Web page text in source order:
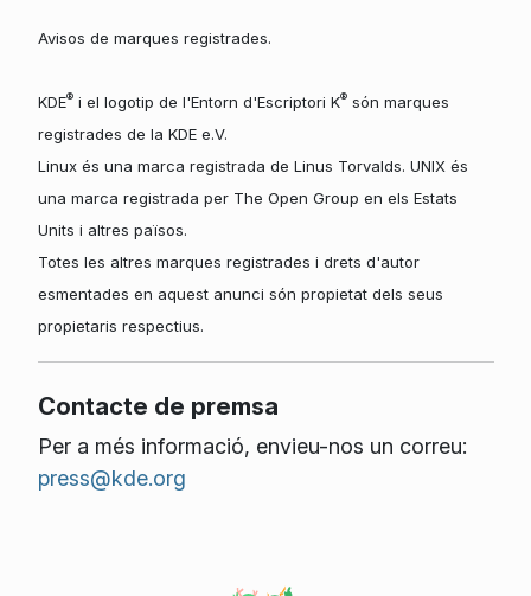
Avisos de marques registrades.
KDE®i el logotip de l'Entorn d'Escriptori K®són marques
registrades de la KDE e.V.
Linux és una marca registrada de Linus Torvalds. UNIX és
una marca registrada per The Open Group en els Estats
Units i altres països.
Totes les altres marques registrades i drets d'autor
esmentades en aquest anunci són propietat dels seus
propietaris respectius.
Contacte de premsa
Per a més informació, envieu-nos un correu:
press@kde.org